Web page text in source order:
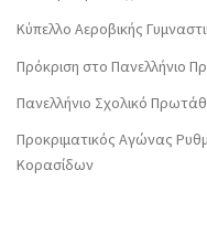
Κύπελλο Αεροβικής
Πρόκριση στο Πανελλήνιο
Πανελλήνιο Σχολικό
Προκριματικός Αγώνας
Κορασίδων